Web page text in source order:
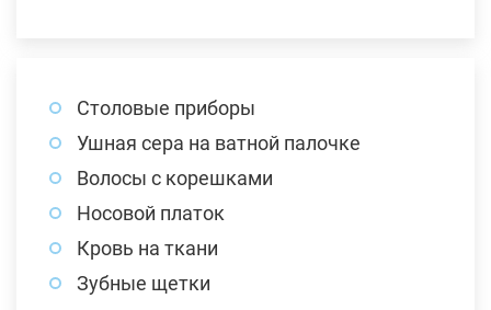
Столовые приборы
Ушная сера на ватной палочке
Волосы с корешками
Носовой платок
Кровь на ткани
Зубные щетки